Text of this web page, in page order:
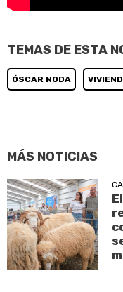
TEMAS DE ESTA
ÓSCAR NODA
MÁS NOTICIAS